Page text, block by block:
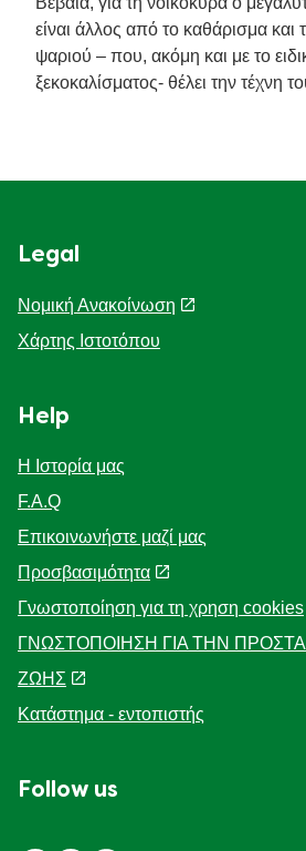
είναι άλλος από το καθάρισμα και
ψαριού – που, ακόμη και με το
ξεκοκαλίσματος- θέλει την τέχνη
Legal
Νομική Ανακοίνωση
Χάρτης Ιστοτόπου
Help
Η Ιστορία μας
F.A.Q
Επικοινωνήστε μαζί μας
Προσβασιμότητα
Γνωστοποίηση για τη χρηση cookies
ΓΝΩΣΤΟΠΟΙΗΣΗ ΓΙΑ ΤΗΝ
ΖΩΗΣ
Κατάστημα - εντοπιστής
Follow us